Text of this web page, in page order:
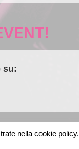
su:
nella cookie policy.